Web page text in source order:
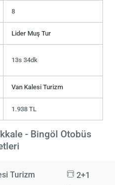
8
Lider Muş Tur
13s 34dk
Van Kalesi Turizm
1.938 TL
- Bingöl Otobüs
Turizm 2+1